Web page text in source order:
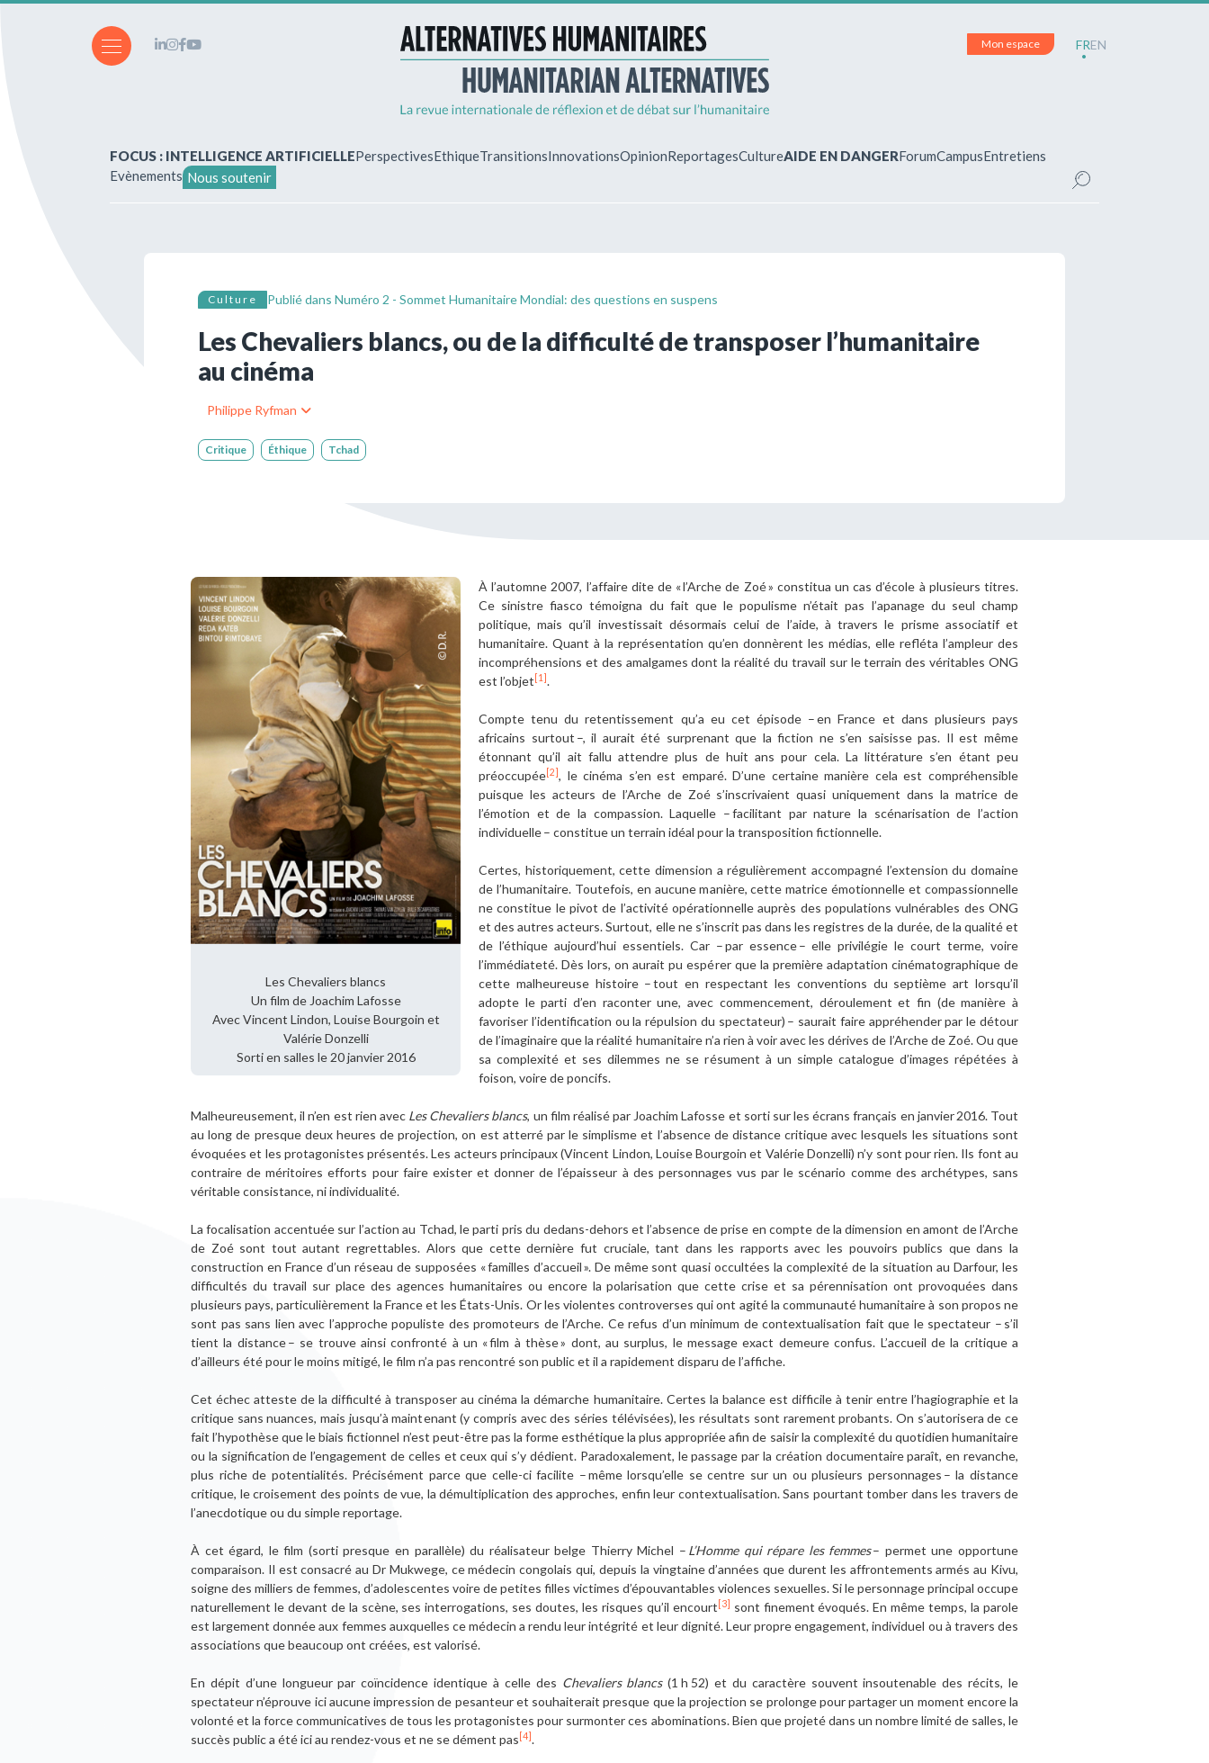
Abonnements & achats
Nos parutions
Ressources bibliographiques
Identifiez-vous pour accéder à votre espace personnel et
Mon espace FREN
FOCUS : INTELLIGENCE ARTIFICIELLEPerspectivesEthiqueTransitionsInnovationsOpinionReportagesCultureAIDE EN DANGERForumCampusEntretiens
Evènements Nous soutenir
Culture Publié dans Numéro 2 - Sommet Humanitaire Mondial: des questions en suspens
Les Chevaliers blancs, ou de la difficulté de transposer l’humanitaire
au cinéma
Philippe Ryfman
Critique Éthique Tchad
Les Chevaliers blancs
Un film de Joachim Lafosse
Avec Vincent Lindon, Louise Bourgoin et
Valérie Donzelli
Sorti en salles le 20 janvier 2016
À l’automne 2007, l’affaire dite de « l’Arche de Zoé » constitua un cas d’école à plusieurs titres.
Ce sinistre fiasco témoigna du fait que le populisme n’était pas l’apanage du seul champ
politique, mais qu’il investissait désormais celui de l’aide, à travers le prisme associatif et
humanitaire. Quant à la représentation qu’en donnèrent les médias, elle refléta l’ampleur des
incompréhensions et des amalgames dont la réalité du travail sur le terrain des véritables ONG
est l’objet [1].
Compte tenu du retentissement qu’a eu cet épisode – en France et dans plusieurs pays
africains surtout –, il aurait été surprenant que la fiction ne s’en saisisse pas. Il est même
étonnant qu’il ait fallu attendre plus de huit ans pour cela. La littérature s’en étant peu
préoccupée[2], le cinéma s’en est emparé. D’une certaine manière cela est compréhensible
puisque les acteurs de l’Arche de Zoé s’inscrivaient quasi uniquement dans la matrice de
l’émotion et de la compassion. Laquelle – facilitant par nature la scénarisation de l’action
individuelle – constitue un terrain idéal pour la transposition fictionnelle.
Certes, historiquement, cette dimension a régulièrement accompagné l’extension du domaine
de l’humanitaire. Toutefois, en aucune manière, cette matrice émotionnelle et compassionnelle
ne constitue le pivot de l’activité opérationnelle auprès des populations vulnérables des ONG
et des autres acteurs. Surtout, elle ne s’inscrit pas dans les registres de la durée, de la qualité et
de l’éthique aujourd’hui essentiels. Car – par essence – elle privilégie le court terme, voire
l’immédiateté. Dès lors, on aurait pu espérer que la première adaptation cinématographique de
cette malheureuse histoire – tout en respectant les conventions du septième art lorsqu’il
adopte le parti d’en raconter une, avec commencement, déroulement et fin (de manière à
favoriser l’identification ou la répulsion du spectateur) – saurait faire appréhender par le détour
de l’imaginaire que la réalité humanitaire n’a rien à voir avec les dérives de l’Arche de Zoé. Ou que
sa complexité et ses dilemmes ne se résument à un simple catalogue d’images répétées à
foison, voire de poncifs.
Malheureusement, il n’en est rien avec Les Chevaliers blancs, un film réalisé par Joachim Lafosse et sorti sur les écrans français en janvier 2016. Tout
au long de presque deux heures de projection, on est atterré par le simplisme et l’absence de distance critique avec lesquels les situations sont
évoquées et les protagonistes présentés. Les acteurs principaux (Vincent Lindon, Louise Bourgoin et Valérie Donzelli) n’y sont pour rien. Ils font au
contraire de méritoires efforts pour faire exister et donner de l’épaisseur à des personnages vus par le scénario comme des archétypes, sans
véritable consistance, ni individualité.
La focalisation accentuée sur l’action au Tchad, le parti pris du dedans-dehors et l’absence de prise en compte de la dimension en amont de l’Arche
de Zoé sont tout autant regrettables. Alors que cette dernière fut cruciale, tant dans les rapports avec les pouvoirs publics que dans la
construction en France d’un réseau de supposées « familles d’accueil ». De même sont quasi occultées la complexité de la situation au Darfour, les
difficultés du travail sur place des agences humanitaires ou encore la polarisation que cette crise et sa pérennisation ont provoquées dans
plusieurs pays, particulièrement la France et les États-Unis. Or les violentes controverses qui ont agité la communauté humanitaire à son propos ne
sont pas sans lien avec l’approche populiste des promoteurs de l’Arche. Ce refus d’un minimum de contextualisation fait que le spectateur – s’il
tient la distance – se trouve ainsi confronté à un « film à thèse » dont, au surplus, le message exact demeure confus. L’accueil de la critique a
d’ailleurs été pour le moins mitigé, le film n’a pas rencontré son public et il a rapidement disparu de l’affiche.
Cet échec atteste de la difficulté à transposer au cinéma la démarche humanitaire. Certes la balance est difficile à tenir entre l’hagiographie et la
critique sans nuances, mais jusqu’à maintenant (y compris avec des séries télévisées), les résultats sont rarement probants. On s’autorisera de ce
fait l’hypothèse que le biais fictionnel n’est peut-être pas la forme esthétique la plus appropriée afin de saisir la complexité du quotidien humanitaire
ou la signification de l’engagement de celles et ceux qui s’y dédient. Paradoxalement, le passage par la création documentaire paraît, en revanche,
plus riche de potentialités. Précisément parce que celle-ci facilite – même lorsqu’elle se centre sur un ou plusieurs personnages – la distance
critique, le croisement des points de vue, la démultiplication des approches, enfin leur contextualisation. Sans pourtant tomber dans les travers de
l’anecdotique ou du simple reportage.
À cet égard, le film (sorti presque en parallèle) du réalisateur belge Thierry Michel – L’Homme qui répare les femmes– permet une opportune
comparaison. Il est consacré au Dr Mukwege, ce médecin congolais qui, depuis la vingtaine d’années que durent les affrontements armés au Kivu,
soigne des milliers de femmes, d’adolescentes voire de petites filles victimes d’épouvantables violences sexuelles. Si le personnage principal occupe
naturellement le devant de la scène, ses interrogations, ses doutes, les risques qu’il encourt [3] sont finement évoqués. En même temps, la parole
est largement donnée aux femmes auxquelles ce médecin a rendu leur intégrité et leur dignité. Leur propre engagement, individuel ou à travers des
associations que beaucoup ont créées, est valorisé.
En dépit d’une longueur par coïncidence identique à celle des Chevaliers blancs(1 h 52) et du caractère souvent insoutenable des récits, le
spectateur n’éprouve ici aucune impression de pesanteur et souhaiterait presque que la projection se prolonge pour partager un moment encore la
volonté et la force communicatives de tous les protagonistes pour surmonter ces abominations. Bien que projeté dans un nombre limité de salles, le
succès public a été ici au rendez-vous et ne se dément pas [4].